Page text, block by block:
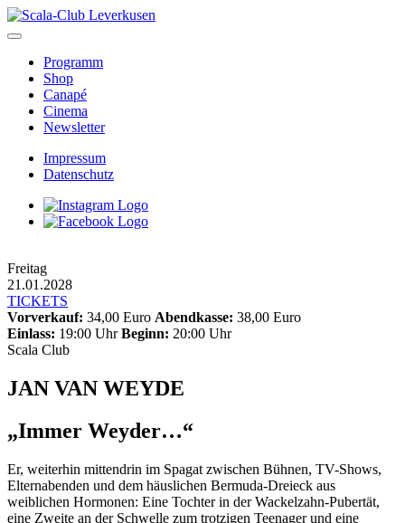
Skip
to
Programm
Shop
Canapé
Cinema
Newsletter
Impressum
Datenschutz
Freitag
21.01.2028
TICKETS
Vorverkauf: 34,00 Euro Abendkasse: 38,00 Euro
Einlass: 19:00 UhrBeginn: 20:00 Uhr
Scala Club
JAN VAN WEYDE
„Immer Weyder…“
Er, weiterhin mittendrin im Spagat zwischen Bühnen, TV-Shows,
Elternabenden und dem häuslichen Bermuda-Dreieck aus
weiblichen Hormonen: Eine Tochter in der Wackelzahn-Pubertät,
eine Zweite an der Schwelle zum trotzigen Teenager und eine